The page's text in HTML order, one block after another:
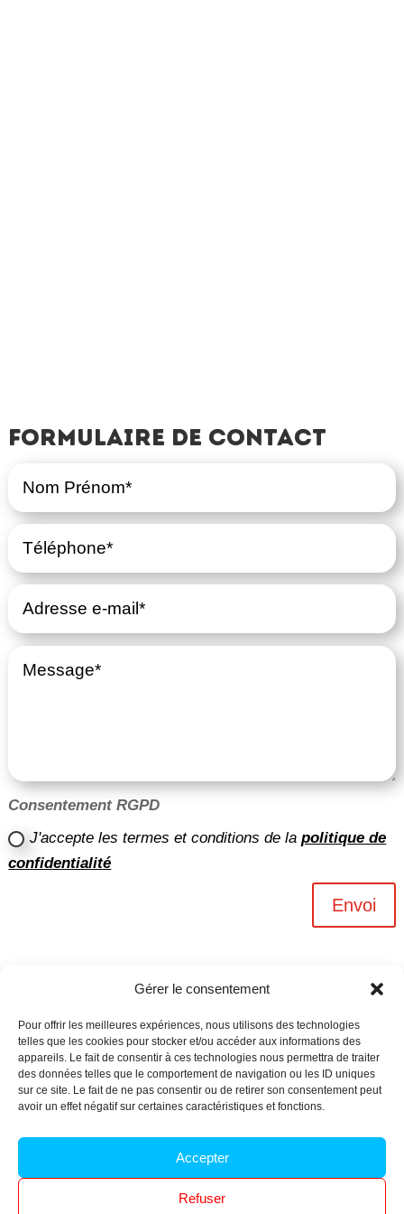
Gérer le consentement
Pour offrir les meilleures expériences, nous utilisons des technologies
telles que les cookies pour stocker et/ou accéder aux informations des
appareils. Le fait de consentir à ces technologies nous permettra de traiter
des données telles que le comportement de navigation ou les ID uniques
sur ce site. Le fait de ne pas consentir ou de retirer son consentement peut
avoir un effet négatif sur certaines caractéristiques et fonctions.
Accepter
Refuser
Formulaire de contact
Consentement RGPD
J'accepte les termes et conditions de lapolitique de
confidentialité
Envoi
Archives n-6
Politique de confidentialité–